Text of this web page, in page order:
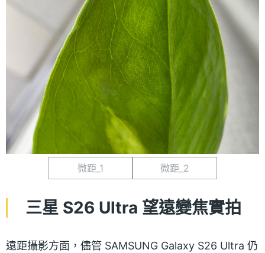
微距_1 微距_2
三星 S26 Ultra 望遠變焦實拍
遠距攝影方面，儘管 SAMSUNG Galaxy S26 Ultra 仍